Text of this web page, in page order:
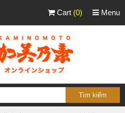
Menu
Cart (0)